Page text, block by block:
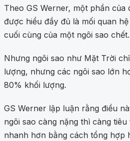
Theo GS Werner, một phần của
được hiểu đầy đủ là mối quan
cuối cùng của một ngôi sao chết.
Nhưng ngôi sao như Mặt Trời
lượng, nhưng các ngôi sao lớn
80% khối lượng.
GS Werner lập luận rằng điều
ngôi sao càng nặng thì càng
nhanh hơn bằng cách tổng hợp